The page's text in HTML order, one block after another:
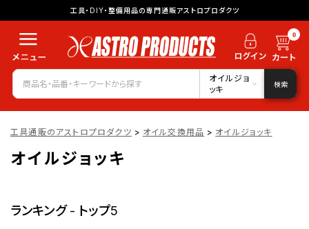
工具・DIY・整備用品の専門通販アストロプロダクツ
0
オイルジョ
ッキ
検索
工具通販のアストロプロダクツ > オイル交換用品 > オイルジョッキ
オイルジョッキ
ランキング - トップ5